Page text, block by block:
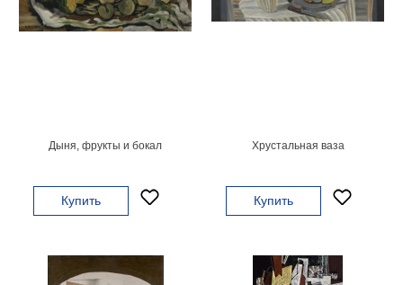
работы
Дыня, фрукты и бокал
Купить
Хрустальная ваза
Купить